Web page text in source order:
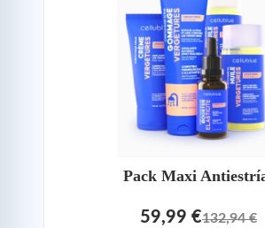
Pack Maxi
59,99 €132,94 €